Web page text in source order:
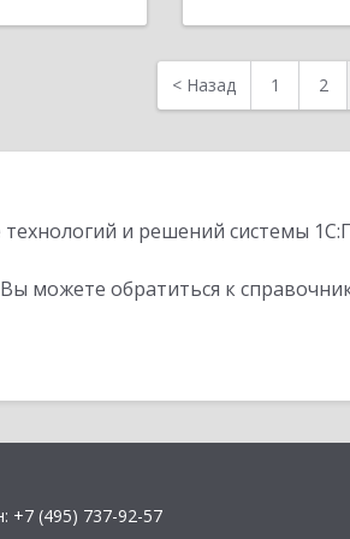
< Назад 1 2
и решений системы
можете обратиться к
+7 (495) 737-92-57